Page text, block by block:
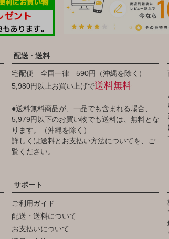
配送・送料
宅配便 全国一律 590円（沖縄を除く）
5,980円以上お買い上げで送料無料
●送料無料商品が、一品でも含まれる場合、
5,979円以下のお買い物でも送料は、無料とな
ります。（沖縄を除く）
詳しくは送料とお支払い方法についてを、ご
覧ください。
サポート
ご利用ガイド
配送・送料について
お支払いについて